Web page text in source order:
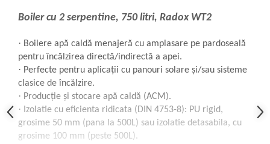
Boiler cu 2 serpentine, 750 litri, Radox WT2
· Boilere apă caldă menajeră cu amplasare pe pardoseală
pentru încălzirea directă/indirectă a apei.
· Perfecte pentru aplicații cu panouri solare și/sau sisteme
clasice de încălzire.
· Producție și stocare apă caldă (ACM).
· Izolatie cu eficienta ridicata (DIN 4753-8): PU rigid,
grosime 50 mm (pana la 500L) sau izolatie detasabila, cu
grosime 100 mm (peste 500L).